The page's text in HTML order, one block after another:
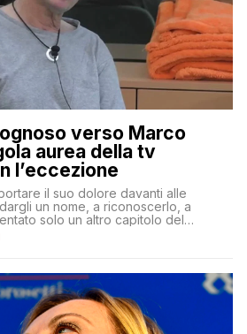
verso Marco
aurea della tv
l’eccezione
il suo dolore davanti alle
un nome, a riconoscerlo, a
solo un altro capitolo del